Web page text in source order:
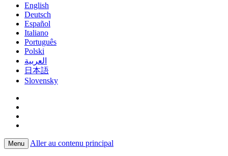
English
Deutsch
Español
Italiano
Português
Polski
العربية
日本語
Slovensky
Menu Aller au contenu principal